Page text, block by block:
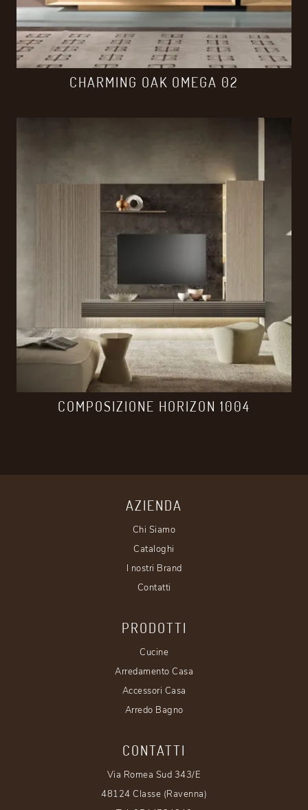
CHARMING OAK OMEGA 02
COMPOSIZIONE HORIZON 1004
AZIENDA
Chi Siamo
Cataloghi
I nostri Brand
Contatti
PRODOTTI
Cucine
Arredamento Casa
Accessori Casa
Arredo Bagno
CONTATTI
Via Romea Sud 343/E
48124 Classe (Ravenna)